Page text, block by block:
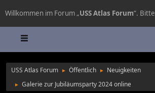
Willkommen im Forum „USS Atlas Forum“. Bitte
USS Atlas Forum ► Öffentlich ► Neuigkeiten
► Galerie zur Jubiläumsparty 2024 online